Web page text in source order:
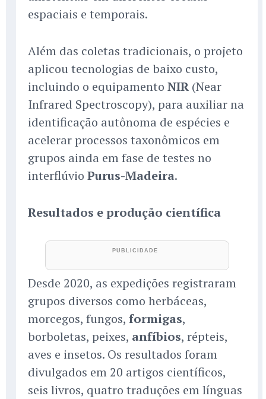
espaciais e temporais.
Além das coletas tradicionais, o projeto
aplicou tecnologias de baixo custo,
incluindo o equipamento NIR (Near
Infrared Spectroscopy), para auxiliar na
identificação autônoma de espécies e
acelerar processos taxonômicos em
grupos ainda em fase de testes no
interflúvio Purus-Madeira.
Resultados e produção científica
Desde 2020, as expedições registraram
grupos diversos como herbáceas,
morcegos, fungos, formigas,
borboletas, peixes, anfíbios, répteis,
aves e insetos. Os resultados foram
divulgados em 20 artigos científicos,
seis livros, quatro traduções em línguas